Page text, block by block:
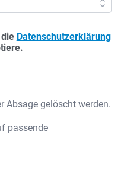
Datenschutzerklärung
Absage gelöscht werden.
passende